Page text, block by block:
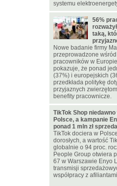
systemu
56%
taką,
Nowe badanie firmy
przeprowadzone
pracowników w
pokazuje, że ponad
(37%) i europejskich
przedkłada politykę
przyjaznych
benefity pracownicze.
TikTok Shop
Polsce, a kampanie
ponad 1 mln zł
TikTok dociera w
dorosłych, a wartość
globalnie o 94 proc.
People Group otwiera
67 w Warszawie Enyo
transmisji
współpracy z